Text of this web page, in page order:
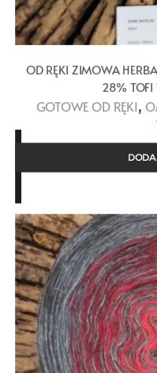
OD RĘKI ZIMOWA
28%
GOTOWE OD RĘKI,